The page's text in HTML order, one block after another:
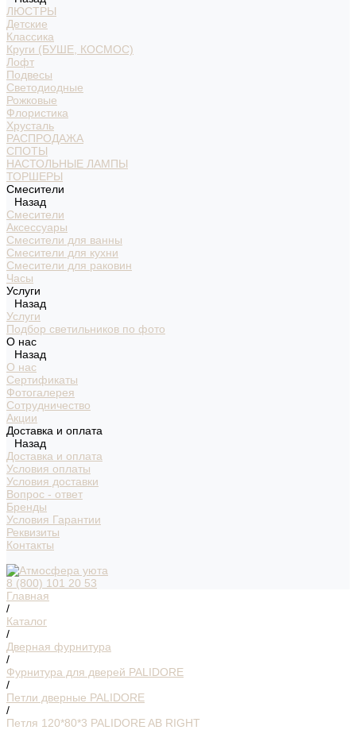
ЛЮСТРЫ
Детские
Классика
Круги (БУШЕ, КОСМОС)
Лофт
Подвесы
Светодиодные
Рожковые
Флористика
Хрусталь
РАСПРОДАЖА
СПОТЫ
НАСТОЛЬНЫЕ ЛАМПЫ
ТОРШЕРЫ
Смесители
Назад
Смесители
Аксессуары
Смесители для ванны
Смесители для кухни
Смесители для раковин
Часы
Услуги
Назад
Услуги
Подбор светильников по фото
О нас
Назад
О нас
Сертификаты
Фотогалерея
Сотрудничество
Акции
Доставка и оплата
Назад
Доставка и оплата
Условия оплаты
Условия доставки
Вопрос - ответ
Бренды
Условия Гарантии
Реквизиты
Контакты
8 (800) 101 20 53
Главная
/
Каталог
/
Дверная фурнитура
/
Фурнитура для дверей PALIDORE
/
Петли дверные PALIDORE
/
Петля 120*80*3 PALIDORE AB RIGHT